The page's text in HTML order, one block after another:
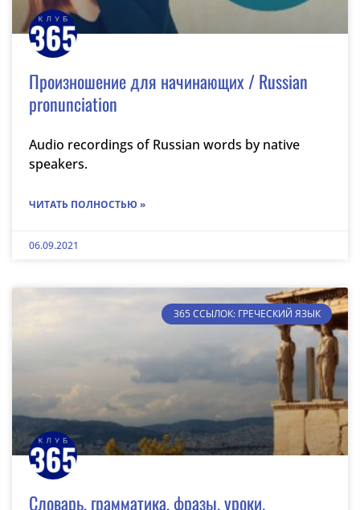
Произношение для начинающих / Russian
pronunciation
Audio recordings of Russian words by native
speakers.
ЧИТАТЬ ПОЛНОСТЬЮ »
06.09.2021
365 ССЫЛОК: ГРЕЧЕСКИЙ ЯЗЫК
Словарь, грамматика, фразы, уроки.